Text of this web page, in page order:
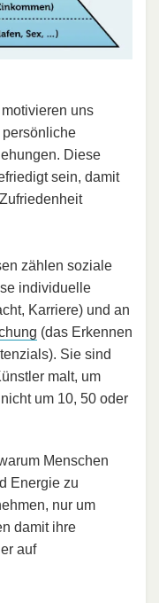
uns
Diese
sein, damit
zählen soziale
individuelle
Karriere) und an
(das Erkennen
Sie sind
malt, um
um 10, 50 oder
Menschen
Energie zu
nur um
damit ihre
auf